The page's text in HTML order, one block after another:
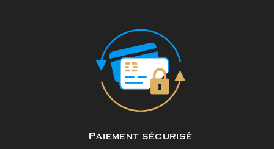
Paiement sécurisé